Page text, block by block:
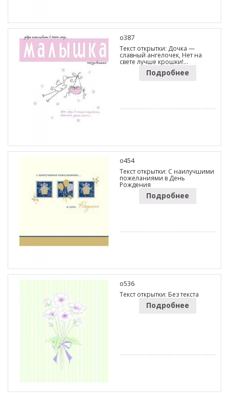
o387
Текст открытки: Дочка —
славный ангелочек, Нет на
свете лучше крошки!…
Подробнее
o454
Текст открытки: С наилучшими
пожеланиями в День
Рождения
Подробнее
o536
Текст открытки: Без текста
Подробнее